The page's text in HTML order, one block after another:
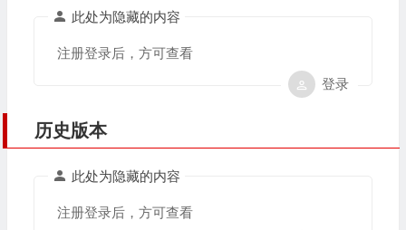
此处为隐藏的内容
注册登录后，方可查看
登录
历史版本
此处为隐藏的内容
注册登录后，方可查看